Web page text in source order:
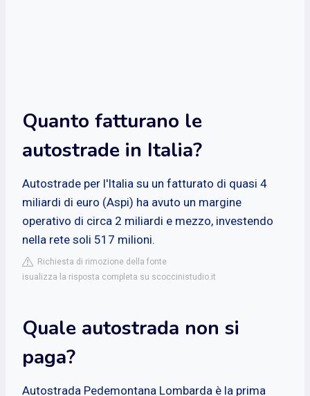
Quanto fatturano le
autostrade in Italia?
Autostrade per l'Italia su un fatturato di quasi 4
miliardi di euro (Aspi) ha avuto un margine
operativo di circa 2 miliardi e mezzo, investendo
nella rete soli 517 milioni.
Richiesta di rimozione della fonte
isualizza la risposta completa su scoccinistudio.it
Quale autostrada non si
paga?
Autostrada Pedemontana Lombarda è la prima